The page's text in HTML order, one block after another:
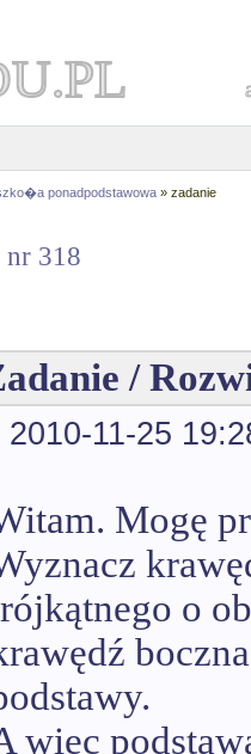
ponadpodstawowa » zadanie
nr 318
/
2010-11-25
Mogę
o
więc